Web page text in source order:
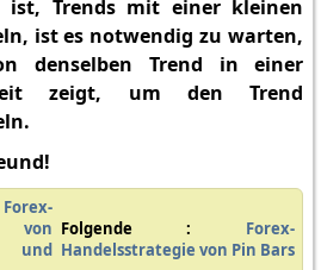
ist, Trends mit einer kleinen
ist es notwendig zu warten,
denselben Trend in einer
zeigt, um den Trend
Forex-
von
und
Folgende :
Forex-
Handelsstrategie von Pin Bars